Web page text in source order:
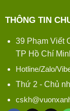
THÔNG TIN
39 Phạm Viết
TP Hồ Chí
Hotline/Zalo/
Thứ 2 - Chủ